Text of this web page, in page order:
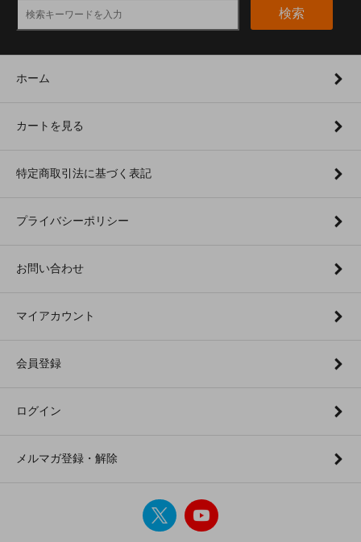
検索
ホーム
カートを見る
特定商取引法に基づく表記
プライバシーポリシー
お問い合わせ
マイアカウント
会員登録
ログイン
メルマガ登録・解除